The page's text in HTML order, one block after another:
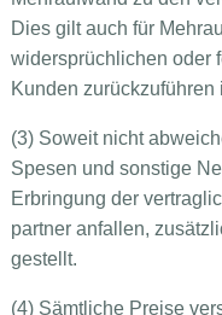
Dies gilt auch für
widersprüchlichen oder
Kunden zurückzuführen
(3) Soweit nicht
Spesen und sonstige
Erbringung der
partner anfallen,
gestellt.
(4) Sämtliche Preise